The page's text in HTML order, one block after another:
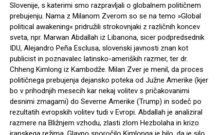
Slovenije, s katerimi smo razpravljali o globalnem političnem
prebujenju. Nama z Milanom Zverom so se na temo »Global
political awakening« pridružili strokovnjaki z različnih koncev
sveta, npr. Marwan Abdallah iz Libanona, sicer podpredsednik
IDU, Alejandro Peña Esclusa, slovenski javnosti znan kot
publicist in poznavalec latinsko-ameriških razmer, ter dr.
Chheng Kimlong iz Kambodže. Milan Zver je menil, da proces
političnega prebujenja dejansko poteka od Južne Amerike (kjer
bo v prihodnjih mesecih kar nekaj volitev s pričakovanimi
desnimi zmagami) do Severne Amerike (Trump) in sodeč po
rezultatih evropskih volitev tudi v Evropi. Abdallah je analiziral
razmere na Bližnjem vzhodu, zlasti zlom Hezbolaha in krizo